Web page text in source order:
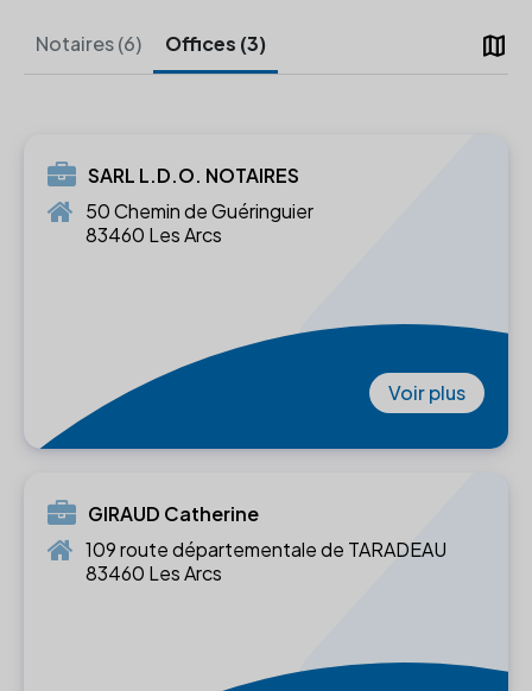
map
Notaires (6) Offices (3)
SARL L.D.O. NOTAIRES
50 Chemin de Guéringuier
83460 Les Arcs
Voir plus
GIRAUD Catherine
109 route départementale de TARADEAU
83460 Les Arcs